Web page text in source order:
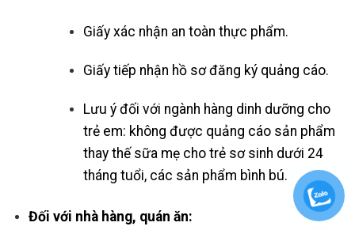
Giấy xác nhận an toàn thực phẩm.
Giấy tiếp nhận hồ sơ đăng ký quảng cáo.
Lưu ý đối với ngành hàng dinh dưỡng cho
trẻ em: không được quảng cáo sản phẩm
thay thế sữa mẹ cho trẻ sơ sinh dưới 24
tháng tuổi, các sản phẩm bình bú.
Đối với nhà hàng, quán ăn: